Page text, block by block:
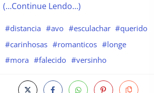
(…Continue Lendo…)
#distancia #avo #esculachar #querido
#carinhosas #romanticos #longe
#mora #falecido #versinho